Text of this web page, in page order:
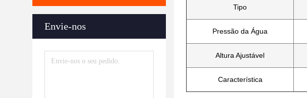
Envie-nos
Tipo
Pressão da Água
Altura Ajustável
Característica